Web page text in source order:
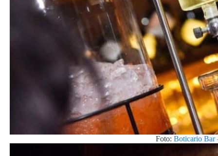
Foto: Boticario Bar